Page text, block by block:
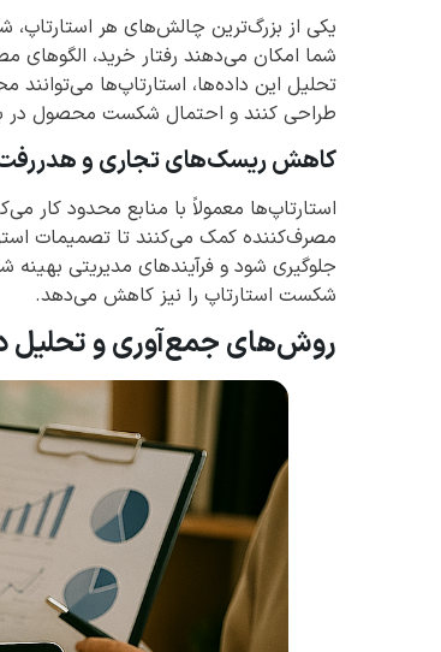
یکی از بزرگ‌ترین چالش‌های هر
شما امکان می‌دهند رفتار خرید، الگوهای
تحلیل این داده‌ها، استارتاپ‌ها
طراحی کنند و احتمال شکست محصول در
کاهش ریسک‌های تجاری و هدررفت
استارتاپ‌ها معمولاً با منابع محدود کار
مصرف‌کننده کمک می‌کنند تا تصمیمات
جلوگیری شود و فرآیندهای مدیریتی
شکست استارتاپ را نیز کاهش می‌دهد.
روش‌های جمع‌آوری و تحلیل